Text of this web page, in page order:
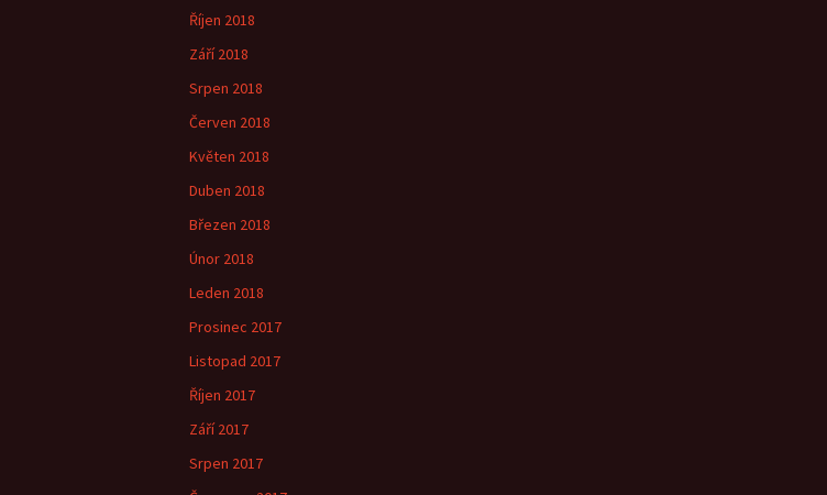
Říjen 2018
Září 2018
Srpen 2018
Červen 2018
Květen 2018
Duben 2018
Březen 2018
Únor 2018
Leden 2018
Prosinec 2017
Listopad 2017
Říjen 2017
Září 2017
Srpen 2017